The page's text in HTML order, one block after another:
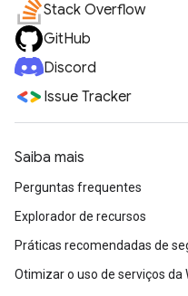
Stack Overflow
GitHub
Discord
Issue Tracker
Saiba mais
Perguntas frequentes
Explorador de recursos
Práticas recomendadas de
Otimizar o uso de serviços da